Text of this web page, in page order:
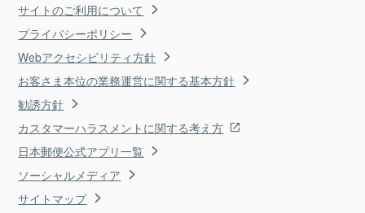
サイトのご利用について
プライバシーポリシー
Webアクセシビリティ方針
お客さま本位の業務運営に関する基本方針
勧誘方針
カスタマーハラスメントに関する考え方
日本郵便公式アプリ一覧
ソーシャルメディア
サイトマップ